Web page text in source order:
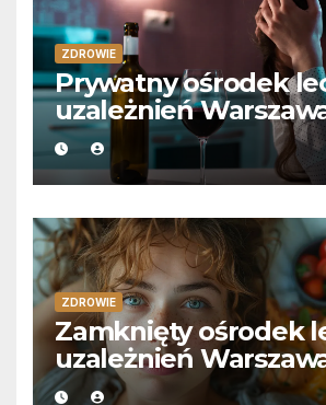
ZDROWIE
Prywatny ośrodek
uzależnień
ZDROWIE
Zamknięty ośrodek
uzależnień